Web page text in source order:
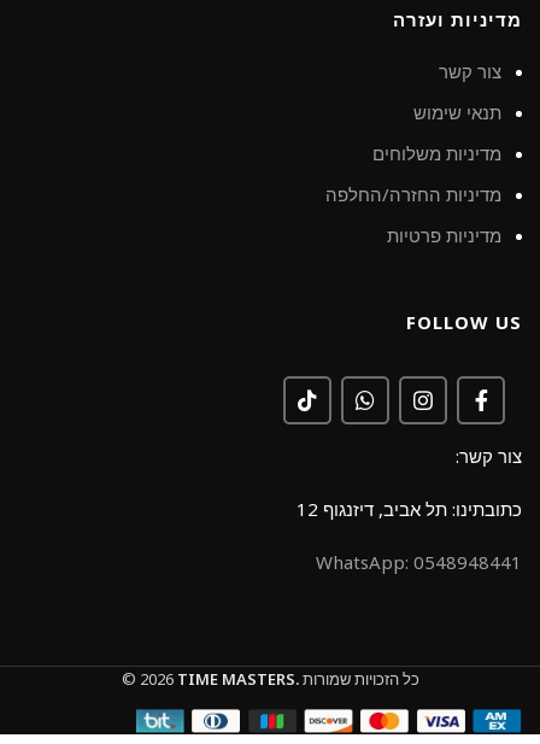
מדיניות ועזרה
צור קשר
תנאי שימוש
מדיניות משלוחים
מדיניות החזרה/החלפה
מדיניות פרטיות
FOLLOW US
צור קשר:
כתובתינו: תל אביב, דיזנגוף 12
0548948441 :WhatsApp
© 2026 TIME MASTERS.כל הזכויות שמורות